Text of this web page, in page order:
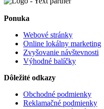
Ponuka
Webové stránky
Online lokálny marketing
Zvyšovanie návštevnosti
Výhodné balíčky
Dôležité odkazy
Obchodné podmienky
Reklamačné podmienky